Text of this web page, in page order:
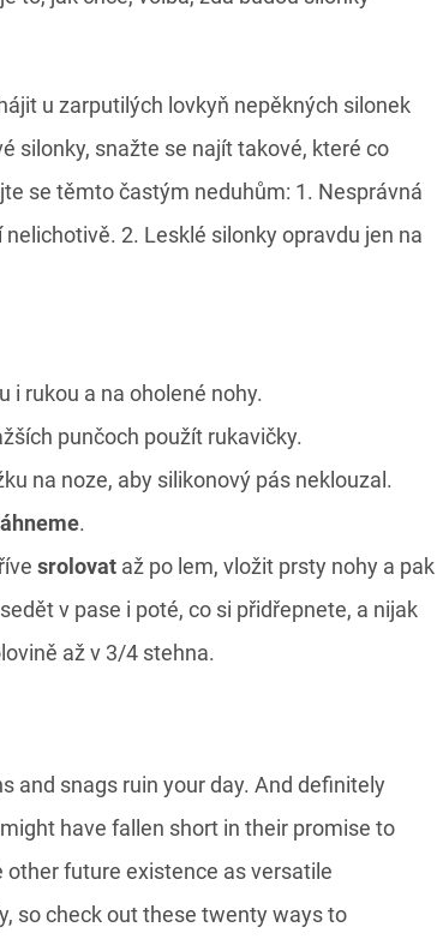
u zarputilých lovkyň nepěkných silonek
silonky, snažte se najít takové, které co
se těmto častým neduhům: 1. Nesprávná
2. Lesklé silonky opravdu jen na
i rukou a na oholené nohy.
punčoch použít rukavičky.
na noze, aby silikonový pás neklouzal.
.
srolovat až po lem, vložit prsty nohy a pak
v pase i poté, co si přidřepnete, a nijak
až v 3/4 stehna.